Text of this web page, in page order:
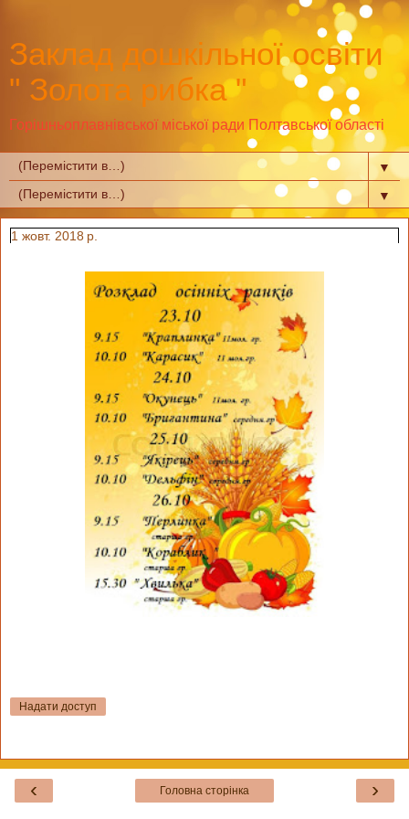
Заклад дошкільної освіти
" Золота рибка "
Горішньоплавнівської міської ради Полтавської області
▼
▼
1 жовт. 2018 р.
Надати доступ
‹ ›
Головна сторінка